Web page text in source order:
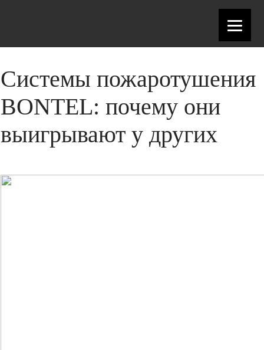
Системы пожаротушения
BONTEL: почему они
выигрывают у других